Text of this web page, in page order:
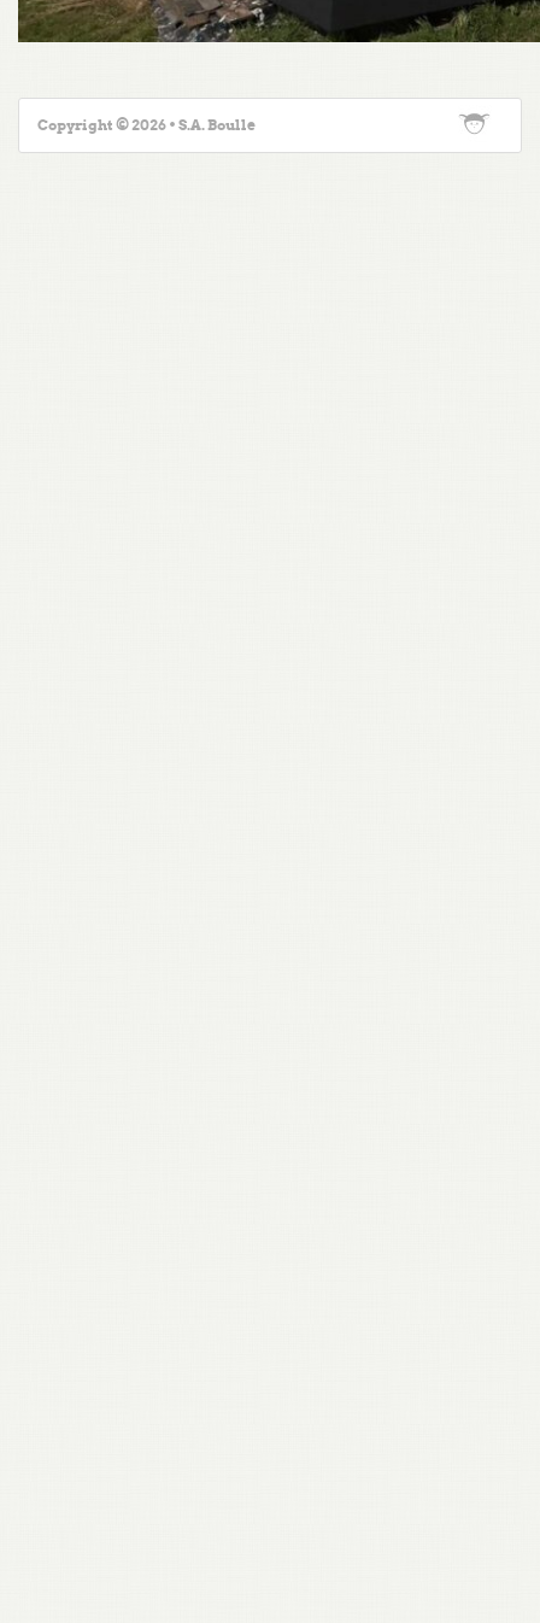
Copyright © 2026 • S.A. Boulle